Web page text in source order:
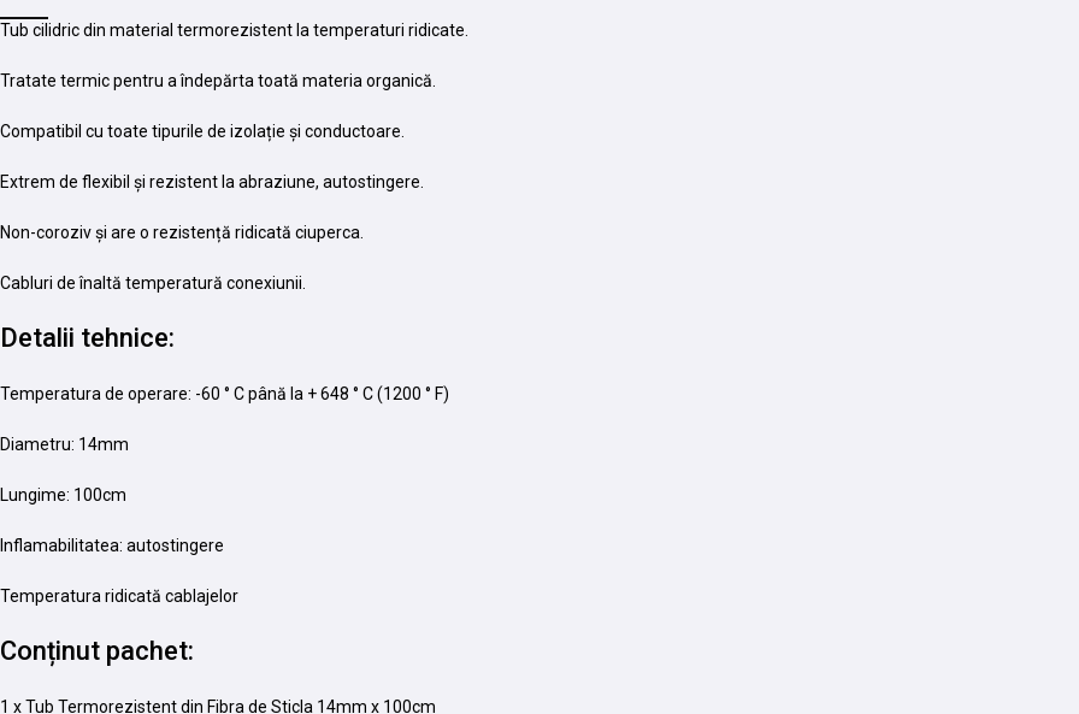
Tub cilidric din material termorezistent la temperaturi ridicate.
Tratate termic pentru a îndepărta toată materia organică.
Compatibil cu toate tipurile de izolație și conductoare.
Extrem de flexibil și rezistent la abraziune, autostingere.
Non-coroziv și are o rezistență ridicată ciuperca.
Cabluri de înaltă temperatură conexiunii.
Detalii tehnice:
Temperatura de operare: -60 ° C până la + 648 ° C (1200 ° F)
Diametru: 14mm
Lungime: 100cm
Inflamabilitatea: autostingere
Temperatura ridicată cablajelor
Conținut pachet:
1 x Tub Termorezistent din Fibra de Sticla 14mm x 100cm